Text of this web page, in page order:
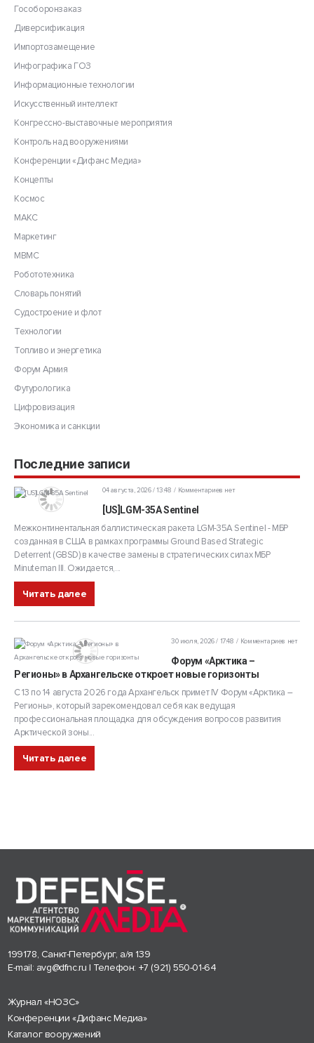
Гособоронзаказ
Диверсификация
Импортозамещение
Инфографика ГОЗ
Информационные технологии
Искусственный интеллект
Конгрессно-выставочные мероприятия
Контроль над вооружениями
Конференции «Дифанс Медиа»
Концепты
Космос
МАКС
Маркетинг
МВМС
Робототехника
Словарь понятий
Судостроение и флот
Технологии
Топливо и энергетика
Форум Армия
Футурологика
Цифровизация
Экономика и санкции
Последние записи
04 августа, 2026 / 13:48 Комментариев нет
[US]LGM-35A Sentinel
Межконтинентальная баллистическая ракета LGM-35A Sentinel - МБР
созданная в США в рамках программы Ground Based Strategic
Deterrent (GBSD) в качестве замены в стратегических силах МБР
Minuteman III. Ожидается,...
Читать далее
30 июля, 2026 / 17:48 Комментариев нет
Форум «Арктика –
Регионы» в Архангельске откроет новые горизонты
С 13 по 14 августа 2026 года Архангельск примет IV Форум «Арктика –
Регионы», который зарекомендовал себя как ведущая
профессиональная площадка для обсуждения вопросов развития
Арктической зоны...
Читать далее
199178, Санкт-Петербург, а/я 139
E-mail: avg@dfnc.ru | Телефон: +7 (921) 550-01-64
Журнал «НОЗС»
Конференции «Дифанс Медиа»
Каталог вооружений